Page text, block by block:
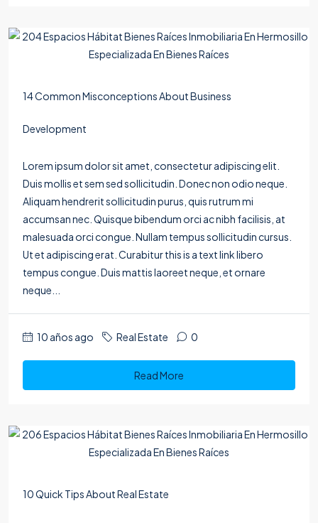
14 Common Misconceptions About Business
Development
Lorem ipsum dolor sit amet, consectetur adipiscing elit.
Duis mollis et sem sed sollicitudin. Donec non odio neque.
Aliquam hendrerit sollicitudin purus, quis rutrum mi
accumsan nec. Quisque bibendum orci ac nibh facilisis, at
malesuada orci congue. Nullam tempus sollicitudin cursus.
Ut et adipiscing erat. Curabitur this is a text link libero
tempus congue. Duis mattis laoreet neque, et ornare
neque...
10 años ago Real Estate 0
Read More
10 Quick Tips About Real Estate